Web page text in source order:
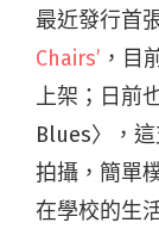
最近發行首
Chairs’ ，目
上架；日前
Blues〉，
拍攝，簡單
在學校的生